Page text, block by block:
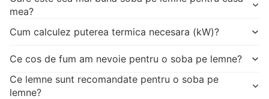
mea?
Cum calculez puterea termica necesara (kW)?
Ce cos de fum am nevoie pentru o soba pe lemne?
Ce lemne sunt recomandate pentru o soba pe
lemne?